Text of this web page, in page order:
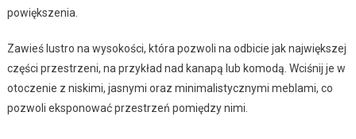
powiększenia.
Zawieś lustro na wysokości, która pozwoli na odbicie jak największej
części przestrzeni, na przykład nad kanapą lub komodą. Wciśnij je w
otoczenie z niskimi, jasnymi oraz minimalistycznymi meblami, co
pozwoli eksponować przestrzeń pomiędzy nimi.